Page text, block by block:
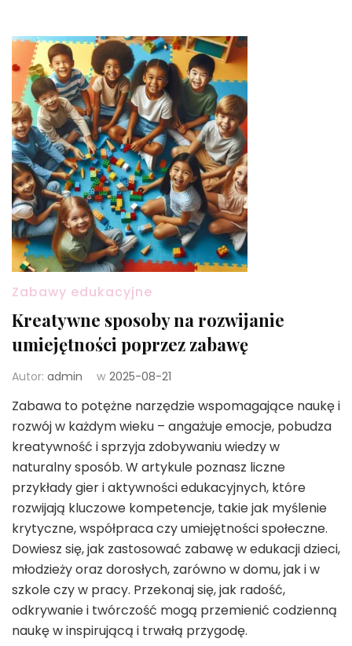
Zabawy edukacyjne
Kreatywne sposoby na rozwijanie
umiejętności poprzez zabawę
Autor: admin w 2025-08-21
Zabawa to potężne narzędzie wspomagające naukę i
rozwój w każdym wieku – angażuje emocje, pobudza
kreatywność i sprzyja zdobywaniu wiedzy w
naturalny sposób. W artykule poznasz liczne
przykłady gier i aktywności edukacyjnych, które
rozwijają kluczowe kompetencje, takie jak myślenie
krytyczne, współpraca czy umiejętności społeczne.
Dowiesz się, jak zastosować zabawę w edukacji dzieci,
młodzieży oraz dorosłych, zarówno w domu, jak i w
szkole czy w pracy. Przekonaj się, jak radość,
odkrywanie i twórczość mogą przemienić codzienną
naukę w inspirującą i trwałą przygodę.